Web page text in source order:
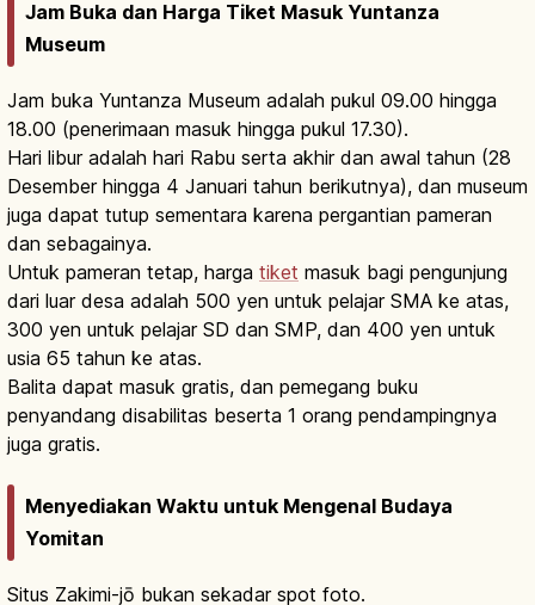
Jam Buka dan Harga Tiket Masuk Yuntanza
Museum
Jam buka Yuntanza Museum adalah pukul 09.00 hingga
18.00 (penerimaan masuk hingga pukul 17.30).
Hari libur adalah hari Rabu serta akhir dan awal tahun (28
Desember hingga 4 Januari tahun berikutnya), dan museum
juga dapat tutup sementara karena pergantian pameran
dan sebagainya.
Untuk pameran tetap, harga tiket masuk bagi pengunjung
dari luar desa adalah 500 yen untuk pelajar SMA ke atas,
300 yen untuk pelajar SD dan SMP, dan 400 yen untuk
usia 65 tahun ke atas.
Balita dapat masuk gratis, dan pemegang buku
penyandang disabilitas beserta 1 orang pendampingnya
juga gratis.
Menyediakan Waktu untuk Mengenal Budaya
Yomitan
Situs Zakimi-jō bukan sekadar spot foto.